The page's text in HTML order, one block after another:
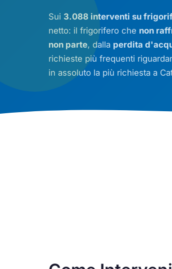
Sui 3.088 interventi su
netto: il frigorifero che non
non parte, dalla perdita
richieste più frequenti
in assoluto la più richiesta a